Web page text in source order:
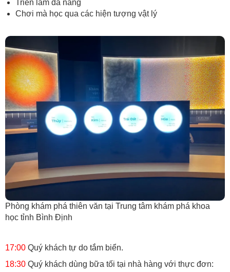
Triễn lãm đa năng
Chơi mà học qua các hiện tượng vật lý
Phòng khám phá thiên văn tại Trung tâm khám phá khoa
học tỉnh Bình Định
17:00 Quý khách tự do tắm biển.
18:30 Quý khách dùng bữa tối tại nhà hàng với thực đơn: